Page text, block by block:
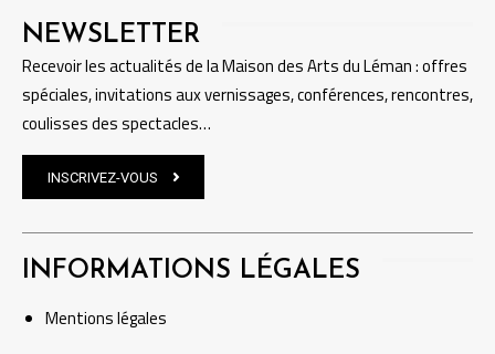
NEWSLETTER
Recevoir les actualités de la Maison des Arts du Léman : offres
spéciales, invitations aux vernissages, conférences, rencontres,
coulisses des spectacles…
INSCRIVEZ-VOUS
INFORMATIONS LÉGALES
Mentionslégales